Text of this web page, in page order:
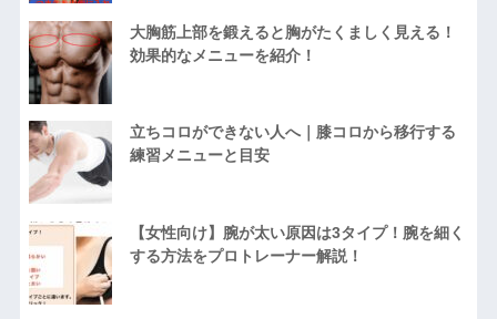
大胸筋上部を鍛えると胸がたくましく見える！
効果的なメニューを紹介！
立ちコロができない人へ｜膝コロから移行する
練習メニューと目安
【女性向け】腕が太い原因は3タイプ！腕を細く
する方法をプロトレーナー解説！